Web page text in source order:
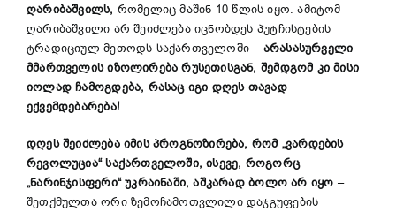
ღარიბაშვილს, რომელიც მაშინ 10 წლის იყო. ამიტომ
ღარიბაშვილი არ შეიძლება იცნობდეს პუტჩისტების
ტრადიციულ მეთოდს საქართველოში – არასასურველი
მმართველის იზოლირება რუსეთისგან, შემდგომ კი მისი
იოლად ჩამოგდება, რასაც იგი დღეს თავად
ექვემდებარება!
დღეს შეიძლება იმის პროგნოზირება, რომ „ვარდების
რევოლუცია“ საქართველოში, ისევე, როგორც
„ნარინჯისფერი“ უკრაინაში, აშკარად ბოლო არ იყო –
შეთქმულთა ორი ზემოჩამოთვლილი დაჯგუფების